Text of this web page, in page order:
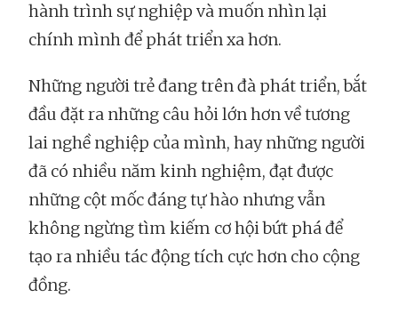
hành trình sự nghiệp và muốn nhìn lại
chính mình để phát triển xa hơn.
Những người trẻ đang trên đà phát triển, bắt
đầu đặt ra những câu hỏi lớn hơn về tương
lai nghề nghiệp của mình, hay những người
đã có nhiều năm kinh nghiệm, đạt được
những cột mốc đáng tự hào nhưng vẫn
không ngừng tìm kiếm cơ hội bứt phá để
tạo ra nhiều tác động tích cực hơn cho cộng
đồng.